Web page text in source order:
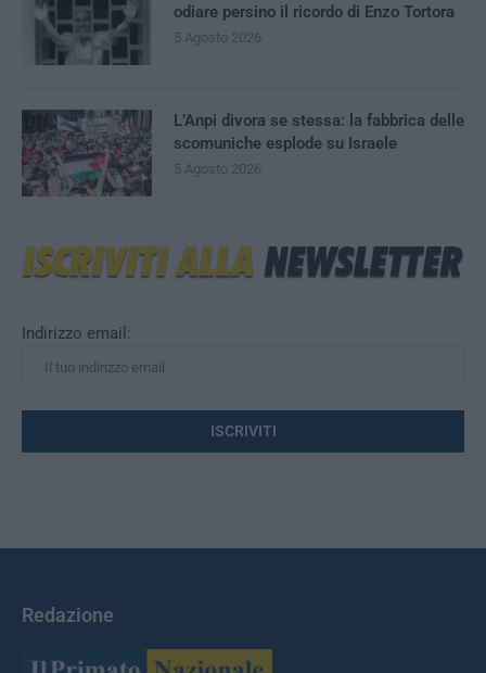
Indirizzo email:
odiare persino il ricordo di Enzo Tortora
5 Agosto 2026
L’Anpi divora se stessa: la fabbrica delle
scomuniche esplode su Israele
5 Agosto 2026
Redazione